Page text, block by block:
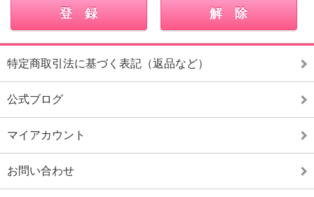
特定商取引法に基づく表記（返品など）
公式ブログ
マイアカウント
お問い合わせ